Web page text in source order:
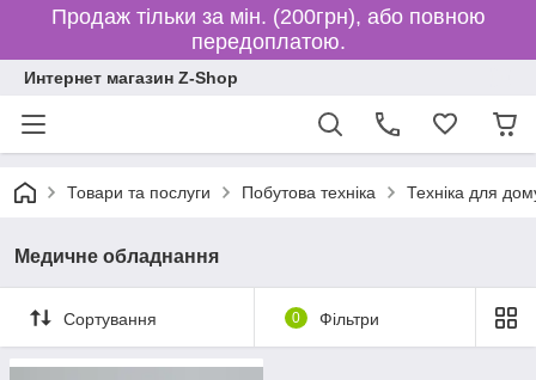
Продаж тільки за мін. (200грн), або повною
передоплатою.
Интернет магазин Z-Shop
Товари та послуги Побутова техніка Техніка для
Медичне обладнання
Сортування 0 Фільтри